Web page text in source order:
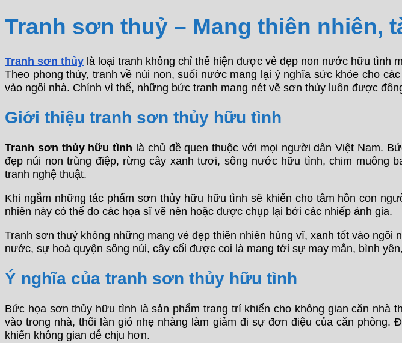
Tranh sơn thuỷ – Mang thiên nhiên,
Tranh sơn thủy là loại tranh không chỉ thể hiện được vẻ đẹp non nước hữu tình
Theo phong thủy, tranh về núi non, suối nước mang lại ý nghĩa sức khỏe cho
vào ngôi nhà. Chính vì thế, những bức tranh mang nét vẽ sơn thủy luôn được
Giới thiệu tranh sơn thủy hữu tình
Tranh sơn thủy hữu tình là chủ đề quen thuộc với mọi người dân Việt Nam.
đẹp núi non trùng điệp, rừng cây xanh tươi, sông nước hữu tình, chim muông
tranh nghệ thuật.
Khi ngắm những tác phẩm sơn thủy hữu hữu tình sẽ khiến cho tâm hồn con
nhiên này có thể do các họa sĩ vẽ nên hoặc được chụp lại bởi các nhiếp ảnh gia.
Tranh sơn thuỷ không những mang vẻ đẹp thiên nhiên hùng vĩ, xanh tốt vào
nước, sự hoà quyện sông núi, cây cối được coi là mang tới sự may mắn, bình
Ý nghĩa của tranh sơn thủy hữu tình
Bức họa sơn thủy hữu tình là sản phẩm trang trí khiến cho không gian căn
vào trong nhà, thổi làn gió nhẹ nhàng làm giảm đi sự đơn điệu của căn
khiến không gian dễ chịu hơn.